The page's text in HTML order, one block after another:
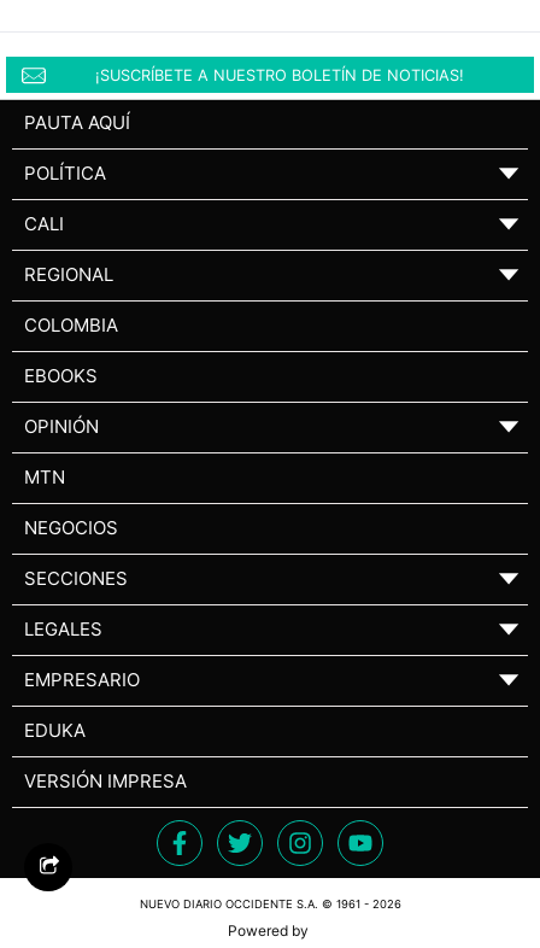
¡SUSCRÍBETE A NUESTRO BOLETÍN DE NOTICIAS!
PAUTA AQUÍ
POLÍTICA ▼
CALI ▼
REGIONAL ▼
COLOMBIA
EBOOKS
OPINIÓN ▼
MTN
NEGOCIOS
SECCIONES ▼
LEGALES ▼
EMPRESARIO ▼
EDUKA
VERSIÓN IMPRESA
NUEVO DIARIO OCCIDENTE S.A. © 1961 - 2026
Powered by